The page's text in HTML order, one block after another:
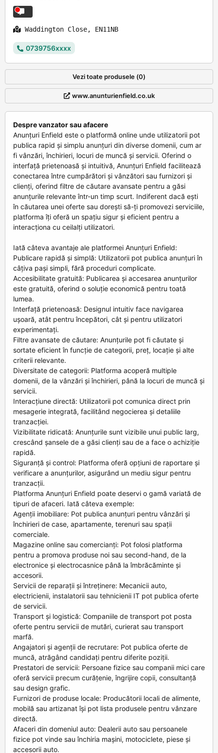
Waddington Close, EN11NB
0739756xxxx
Vezi toate produsele (0)
www.anunturienfield.co.uk
Despre vanzator sau afacere
Anunțuri Enfield este o platformă online unde utilizatorii pot
publica rapid și simplu anunțuri din diverse domenii, cum ar
fi vânzări, închirieri, locuri de muncă și servicii. Oferind o
interfață prietenoasă și intuitivă, Anunțuri Enfield facilitează
conectarea între cumpărători și vânzători sau furnizori și
clienți, oferind filtre de căutare avansate pentru a găsi
anunțurile relevante într-un timp scurt. Indiferent dacă ești
în căutarea unei oferte sau dorești să-ți promovezi serviciile,
platforma îți oferă un spațiu sigur și eficient pentru a
interacționa cu ceilalți utilizatori.
Iată câteva avantaje ale platformei Anunțuri Enfield:
Publicare rapidă și simplă: Utilizatorii pot publica anunțuri în
câțiva pași simpli, fără proceduri complicate.
Accesibilitate gratuită: Publicarea și accesarea anunțurilor
este gratuită, oferind o soluție economică pentru toată
lumea.
Interfață prietenoasă: Designul intuitiv face navigarea
ușoară, atât pentru începători, cât și pentru utilizatori
experimentați.
Filtre avansate de căutare: Anunțurile pot fi căutate și
sortate eficient în funcție de categorii, preț, locație și alte
criterii relevante.
Diversitate de categorii: Platforma acoperă multiple
domenii, de la vânzări și închirieri, până la locuri de muncă și
servicii.
Interacțiune directă: Utilizatorii pot comunica direct prin
mesagerie integrată, facilitând negocierea și detaliile
tranzacției.
Vizibilitate ridicată: Anunțurile sunt vizibile unui public larg,
crescând șansele de a găsi clienți sau de a face o achiziție
rapidă.
Siguranță și control: Platforma oferă opțiuni de raportare și
verificare a anunțurilor, asigurând un mediu sigur pentru
tranzacții.
Platforma Anunțuri Enfield poate deservi o gamă variată de
tipuri de afaceri. Iată câteva exemple:
Agenții imobiliare: Pot publica anunțuri pentru vânzări și
închirieri de case, apartamente, terenuri sau spații
comerciale.
Magazine online sau comercianți: Pot folosi platforma
pentru a promova produse noi sau second-hand, de la
electronice și electrocasnice până la îmbrăcăminte și
accesorii.
Servicii de reparații și întreținere: Mecanicii auto,
electricienii, instalatorii sau tehnicienii IT pot publica oferte
de servicii.
Transport și logistică: Companiile de transport pot posta
oferte pentru servicii de mutări, curierat sau transport
marfă.
Angajatori și agenții de recrutare: Pot publica oferte de
muncă, atrăgând candidați pentru diferite poziții.
Prestatori de servicii: Persoane fizice sau companii mici care
oferă servicii precum curățenie, îngrijire copii, consultanță
sau design grafic.
Furnizori de produse locale: Producătorii locali de alimente,
mobilă sau artizanat își pot lista produsele pentru vânzare
directă.
Afaceri din domeniul auto: Dealerii auto sau persoanele
fizice pot vinde sau închiria mașini, motociclete, piese și
accesorii auto.